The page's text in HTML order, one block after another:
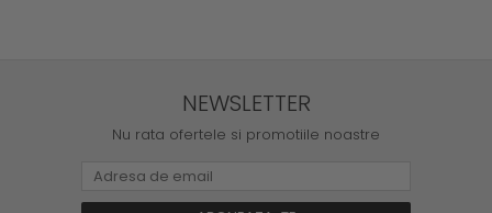
NEWSLETTER
Nu rata ofertele si promotiile noastre